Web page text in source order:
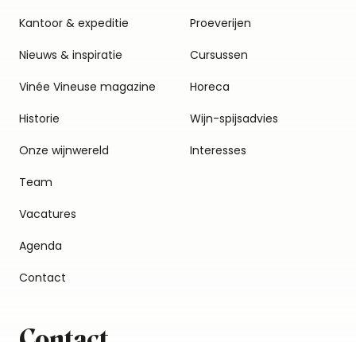
Kantoor & expeditie
Nieuws & inspiratie
Vinée Vineuse magazine
Historie
Onze wijnwereld
Team
Vacatures
Agenda
Contact
Proeverijen
Cursussen
Horeca
Wijn-spijsadvies
Interesses